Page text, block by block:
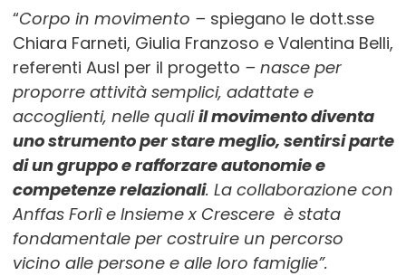
“Corpo in movimento – spiegano le dott.sse
Chiara Farneti, Giulia Franzoso e Valentina Belli,
referenti Ausl per il progetto – nasce per
proporre attività semplici, adattate e
accoglienti, nelle qualiil movimento diventa
uno strumento per stare meglio, sentirsi parte
di un gruppo e rafforzare autonomie e
competenze relazionali. La collaborazione con
Anffas Forlì e Insieme x Crescere è stata
fondamentale per costruire un percorso
vicino alle persone e alle loro famiglie”.